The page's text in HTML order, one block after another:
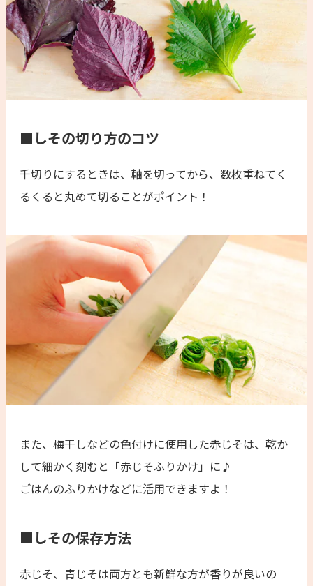
■しその切り方のコツ
千切りにするときは、軸を切ってから、数枚重ねてく
るくると丸めて切ることがポイント！
また、梅干しなどの色付けに使用した赤じそは、乾か
して細かく刻むと「赤じそふりかけ」に♪
ごはんのふりかけなどに活用できますよ！
■しその保存方法
赤じそ、青じそは両方とも新鮮な方が香りが良いの